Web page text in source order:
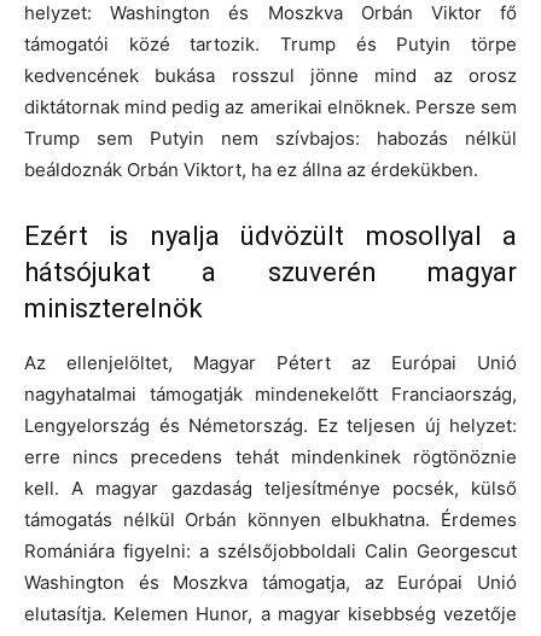
helyzet: Washington és Moszkva Orbán Viktor fő
támogatói közé tartozik. Trump és Putyin törpe
kedvencének bukása rosszul jönne mind az orosz
diktátornak mind pedig az amerikai elnöknek. Persze sem
Trump sem Putyin nem szívbajos: habozás nélkül
beáldoznák Orbán Viktort, ha ez állna az érdekükben.
Ezért is nyalja üdvözült mosollyal a
hátsójukat a szuverén magyar
miniszterelnök
Az ellenjelöltet, Magyar Pétert az Európai Unió
nagyhatalmai támogatják mindenekelőtt Franciaország,
Lengyelország és Németország. Ez teljesen új helyzet:
erre nincs precedens tehát mindenkinek rögtönöznie
kell. A magyar gazdaság teljesítménye pocsék, külső
támogatás nélkül Orbán könnyen elbukhatna. Érdemes
Romániára figyelni: a szélsőjobboldali Calin Georgescut
Washington és Moszkva támogatja, az Európai Unió
elutasítja. Kelemen Hunor, a magyar kisebbség vezetője